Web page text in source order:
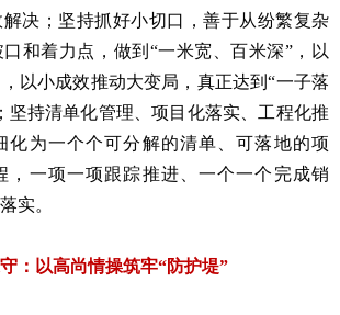
决；坚持抓好小切口，善于从纷繁复杂
和着力点，做到“一米宽、百米深”，以
以小成效推动大变局，真正达到“一子落
坚持清单化管理、项目化落实、工程化推
化为一个个可分解的清单、可落地的项
，一项一项跟踪推进、一个一个完成销
实。
：以高尚情操筑牢“防护堤”